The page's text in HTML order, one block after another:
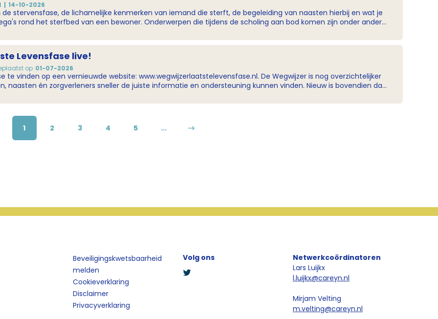
14-10-2026
stervensfase, de lichamelijke kenmerken van iemand die sterft, de begeleiding van naasten hierbij en wat je
die tijdens de scholing aan bod komen zijn onder andere:
samen rond het stervensproces van een bewoner of cliënt? Wat kun je zeggen tegen naasten die
Levensfase live!
op 01-07-2026
te vinden op een vernieuwde website: www.wegwijzerlaatstelevensfase.nl. De Wegwijzer is nog overzichtelijker
naasten én zorgverleners sneller de juiste informatie en ondersteuning kunnen vinden. Nieuw is bovendien dat
1 2 3 4 5 ...
Beveiligingskwetsbaarheid
melden
Cookieverklaring
Disclaimer
Privacyverklaring
Volg ons
Netwerkcoördinatoren
Lars Luijkx
l.luijkx@careyn.nl
Mirjam Velting
m.velting@careyn.nl